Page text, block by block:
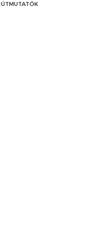
ÚTMUTATÓK